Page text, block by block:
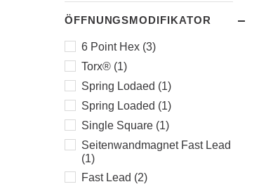
ÖFFNUNGSMODIFIKATOR
6 Point Hex (3)
Torx® (1)
Spring Lodaed (1)
Spring Loaded (1)
Single Square (1)
Seitenwandmagnet Fast Lead
(1)
Fast Lead (2)